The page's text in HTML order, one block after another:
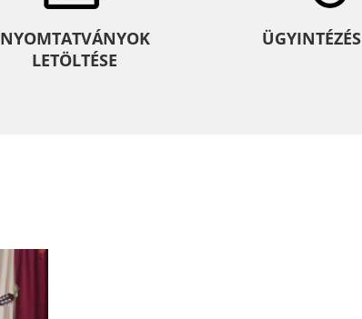
NYOMTATVÁNYOK
LETÖLTÉSE
ÜGYINTÉZÉS